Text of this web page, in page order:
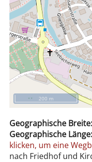
200 m
Geographische Breite:
Geographische Länge:
klicken, um eine
nach Friedhof und